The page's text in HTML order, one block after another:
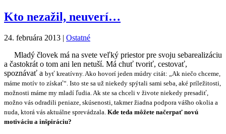
Kto nezažil, neuverí…
24. februára 2013 | Ostatné
Mladý človek má na svete veľký priestor pre svoju sebarealizáciu
a častokrát o tom ani len netuší. Má chuť tvoriť, cestovať,
spoznávať a byť kreatívny. Ako hovorí jeden múdry citát: „Ak niečo chceme,
máme motív to získať“. Isto ste sa už niekedy spýtali sami seba, aké príležitosti,
možnosti máme my mladí ľudia. Ak ste sa chceli v živote niekedy presadiť,
možno vás odradili peniaze, skúsenosti, takmer žiadna podpora vášho okolia a
nuda, ktorá vás aktuálne sprevádzala. Kde teda môžete načerpať novú
motiváciu a inšpiráciu?